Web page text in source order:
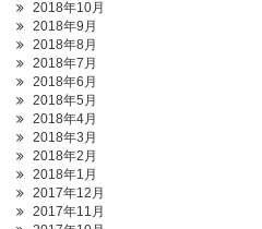
2018年10月
2018年9月
2018年8月
2018年7月
2018年6月
2018年5月
2018年4月
2018年3月
2018年2月
2018年1月
2017年12月
2017年11月